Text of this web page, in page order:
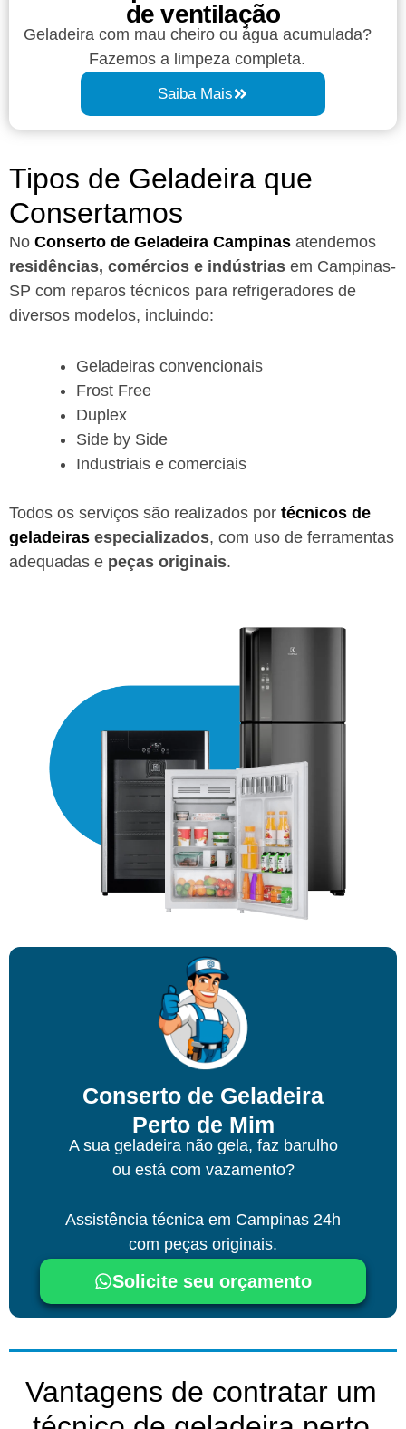
de ventilação
Geladeira com mau cheiro ou água acumulada?
Fazemos a limpeza completa.
Saiba Mais
Tipos de Geladeira que
Consertamos
No Conserto de Geladeira Campinas atendemos
residências, comércios e indústrias em Campinas-
SP com reparos técnicos para refrigeradores de
diversos modelos, incluindo:
Geladeiras convencionais
Frost Free
Duplex
Side by Side
Industriais e comerciais
Todos os serviços são realizados por técnicos de
geladeiras especializados, com uso de ferramentas
adequadas e peças originais.
Conserto de Geladeira
Perto de Mim
A sua geladeira não gela, faz barulho
ou está com vazamento?
Assistência técnica em Campinas 24h
com peças originais.
Solicite seu orçamento
Vantagens de contratar um